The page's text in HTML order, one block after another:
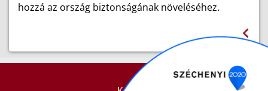
hozzá az ország biztonságának növeléséhez.